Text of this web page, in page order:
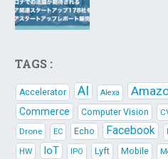
TAGS :
Accelerator AI Alexa
Commerce Computer Vision
Drone
EC Echo Facebook
HW IoT IPO Lyft Mobile